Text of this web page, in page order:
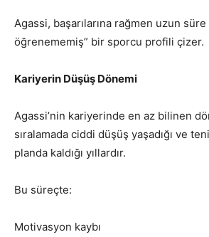
Agassi, başarılarına rağmen uzun süre
öğrenememiş” bir sporcu profili çizer.
Kariyerin Düşüş Dönemi
Agassi’nin kariyerinde en az bilinen
sıralamada ciddi düşüş yaşadığı ve
planda kaldığı yıllardır.
Bu süreçte:
Motivasyon kaybı